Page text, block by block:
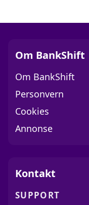
Om BankShift
Om BankShift
Personvern
Cookies
Annonse
Kontakt
SUPPORT